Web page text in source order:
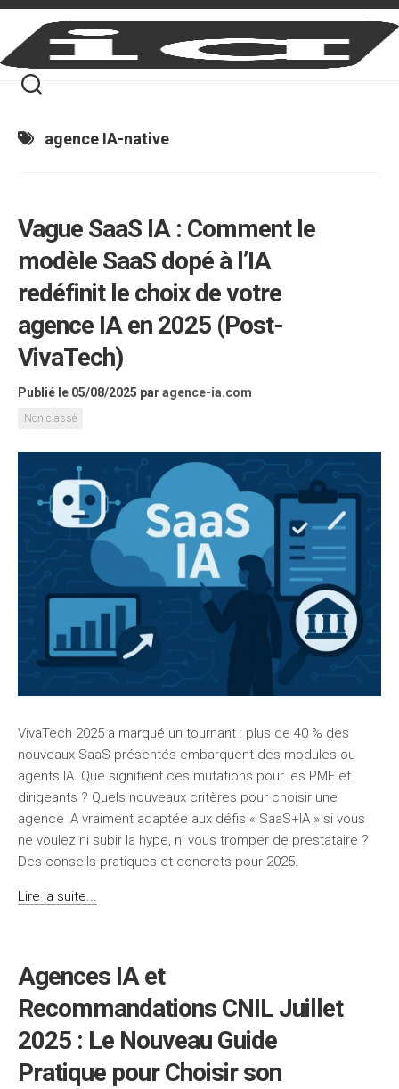
Skip
content
agence IA-native
Vague SaaS IA : Comment le
modèle SaaS dopé à l’IA
redéfinit le choix de votre
agence IA en 2025 (Post-
VivaTech)
Publié le 05/08/2025 par agence-ia.com
Non classé
VivaTech 2025 a marqué un tournant : plus de 40 % des
nouveaux SaaS présentés embarquent des modules ou
agents IA. Que signifient ces mutations pour les PME et
dirigeants ? Quels nouveaux critères pour choisir une
agence IA vraiment adaptée aux défis « SaaS+IA » si vous
ne voulez ni subir la hype, ni vous tromper de prestataire ?
Des conseils pratiques et concrets pour 2025.
Lire la suite...
Agences IA et
Recommandations CNIL Juillet
2025 : Le Nouveau Guide
Pratique pour Choisir son